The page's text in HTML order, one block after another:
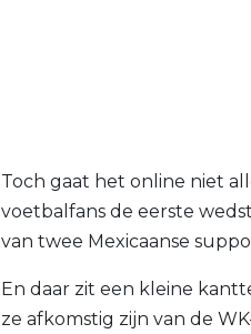
Toch gaat het online niet
voetbalfans de eerste
van twee Mexicaanse
En daar zit een kleine
ze afkomstig zijn van de